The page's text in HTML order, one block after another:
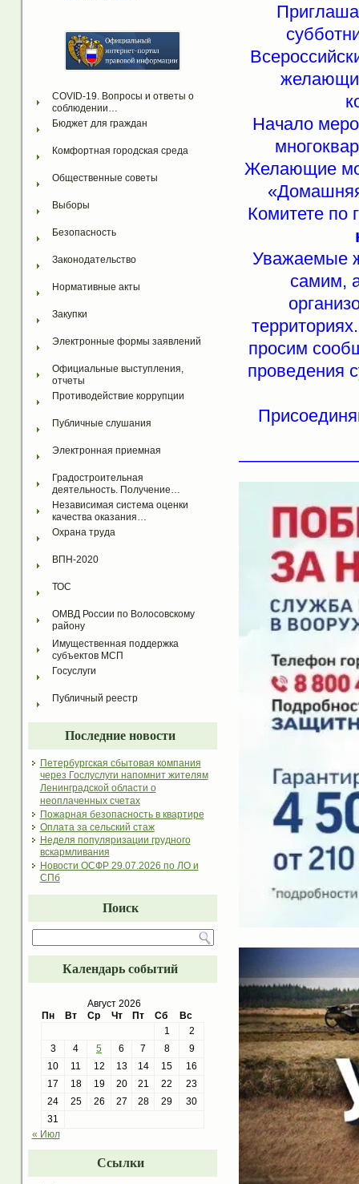
COVID-19. Вопросы и ответы о
соблюдении…
Бюджет для граждан
Комфортная городская среда
Общественные советы
Выборы
Безопасность
Законодательство
Нормативные акты
Закупки
Электронные формы заявлений
Официальные выступления,
отчеты
Противодействие коррупции
Публичные слушания
Электронная приемная
Градостроительная
деятельность. Получение…
Независимая система оценки
качества оказания…
Охрана труда
ВПН-2020
ТОС
ОМВД России по Волосовскому
району
Имущественная поддержка
субъектов МСП
Госуслуги
Публичный реестр
Последние новости
Петербургская сбытовая компания
через Гослуслуги напомнит жителям
Ленинградской области о
неоплаченных счетах
Пожарная безопасность в квартире
Оплата за сельский стаж
Неделя популяризации грудного
вскармливания
Новости ОСФР 29.07.2026 по ЛО и
СПб
Поиск
Календарь событий
Август 2026
Пн
Вт Ср Чт Пт Сб
Вс
1
2
3
4 5 6 7 8
9
10
11 12 13 14 15
16
17
18 19 20 21 22
23
24
25 26 27 28 29
30
31
« Июл
Ссылки
Начало
Желающие
Комитете по
Уважаемые
самим,
просим
проведения